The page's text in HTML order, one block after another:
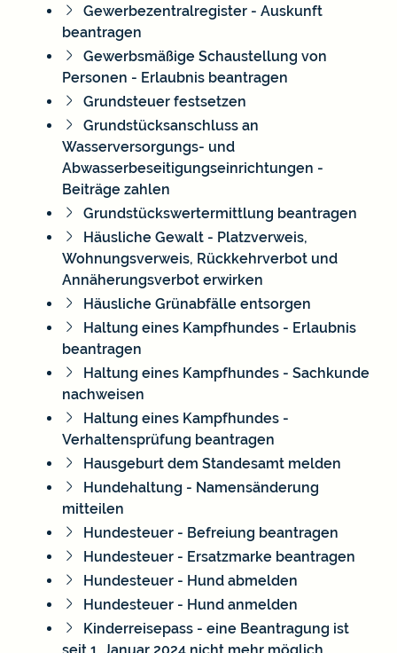
Gewerbezentralregister - Auskunft
beantragen
Gewerbsmäßige Schaustellung von
Personen - Erlaubnis beantragen
Grundsteuer festsetzen
Grundstücksanschluss an
Wasserversorgungs- und
Abwasserbeseitigungseinrichtungen -
Beiträge zahlen
Grundstückswertermittlung beantragen
Häusliche Gewalt - Platzverweis,
Wohnungsverweis, Rückkehrverbot und
Annäherungsverbot erwirken
Häusliche Grünabfälle entsorgen
Haltung eines Kampfhundes - Erlaubnis
beantragen
Haltung eines Kampfhundes - Sachkunde
nachweisen
Haltung eines Kampfhundes -
Verhaltensprüfung beantragen
Hausgeburt dem Standesamt melden
Hundehaltung - Namensänderung
mitteilen
Hundesteuer - Befreiung beantragen
Hundesteuer - Ersatzmarke beantragen
Hundesteuer - Hund abmelden
Hundesteuer - Hund anmelden
Kinderreisepass - eine Beantragung ist